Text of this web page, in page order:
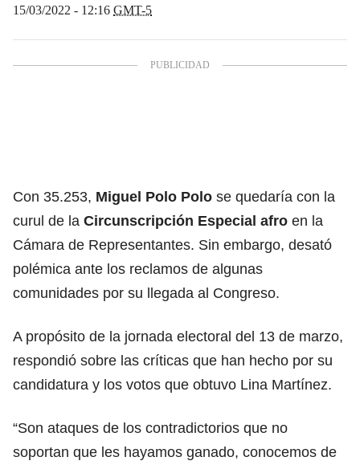
15/03/2022 - 12:16 GMT-5
Con 35.253, Miguel Polo Polo se quedaría con la
curul de la Circunscripción Especial afro en la
Cámara de Representantes. Sin embargo, desató
polémica ante los reclamos de algunas
comunidades por su llegada al Congreso.
A propósito de la jornada electoral del 13 de marzo,
respondió sobre las críticas que han hecho por su
candidatura y los votos que obtuvo Lina Martínez.
“Son ataques de los contradictorios que no
soportan que les hayamos ganado, conocemos de